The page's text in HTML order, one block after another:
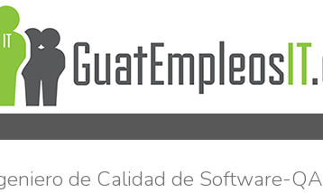
de Calidad de Software-QA